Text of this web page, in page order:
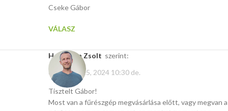
Cseke Gábor
VÁLASZ
Hoffmann Zsolt szerint:
december 15, 2024 10:30 de.
Tisztelt Gábor!
Most van a fűrészgép megvásárlása előtt, vagy megvan a